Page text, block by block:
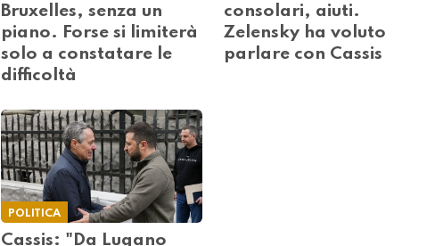
Bruxelles, senza un
piano. Forse si limiterà
solo a constatare le
difficoltà
consolari, aiuti.
Zelensky ha voluto
parlare con Cassis
POLITICA
Cassis: "Da Lugano